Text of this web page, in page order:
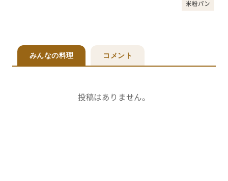
米粉パン
みんなの料理 コメント
投稿はありません。